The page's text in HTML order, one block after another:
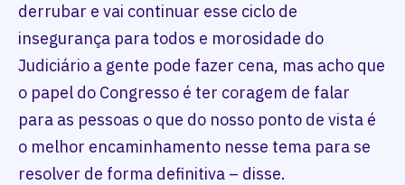
derrubar e vai continuar esse ciclo de
insegurança para todos e morosidade do
Judiciário a gente pode fazer cena, mas acho que
o papel do Congresso é ter coragem de falar
para as pessoas o que do nosso ponto de vista é
o melhor encaminhamento nesse tema para se
resolver de forma definitiva – disse.